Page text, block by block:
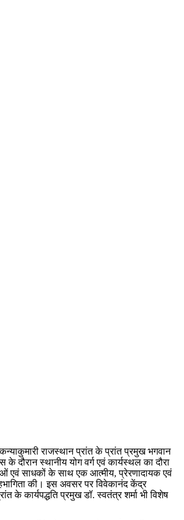
राजस्थान प्रांत के प्रांत प्रमुख भगवान
दौरान स्थानीय योग वर्ग एवं कार्यस्थल का दौरा
एवं साधकों के साथ एक आत्मीय, प्रेरणादायक एवं
की। इस अवसर पर विवेकानंद केंद्र
के कार्यपद्धति प्रमुख डॉ. स्वतंत्र शर्मा भी विशेष